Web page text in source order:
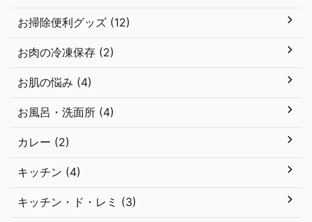
お掃除便利グッズ (12)
お肉の冷凍保存 (2)
お肌の悩み (4)
お風呂・洗面所 (4)
カレー (2)
キッチン (4)
キッチン・ド・レミ (3)